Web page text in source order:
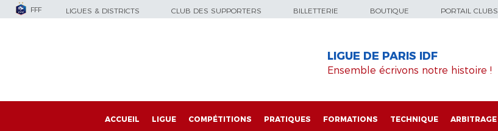
FFF LIGUES & DISTRICTS CLUB DES SUPPORTERS BILLETTERIE BOUTIQUE PORTAIL CLUBS
LIGUE DE PARIS IDF
Ensemble écrivons notre histoire !
ACCUEIL LIGUE COMPÉTITIONS PRATIQUES FORMATIONS TECHNIQUE ARBITRAGE